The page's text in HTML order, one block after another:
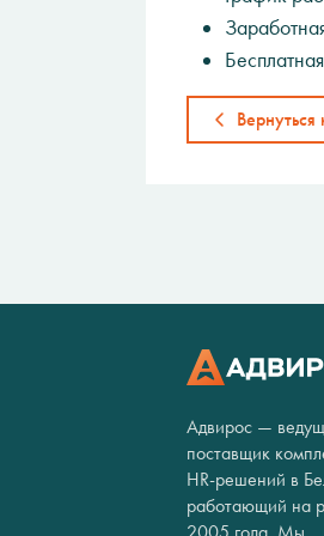
Вернуться
Адвирос —
поставщик
HR-решений в
работающий на